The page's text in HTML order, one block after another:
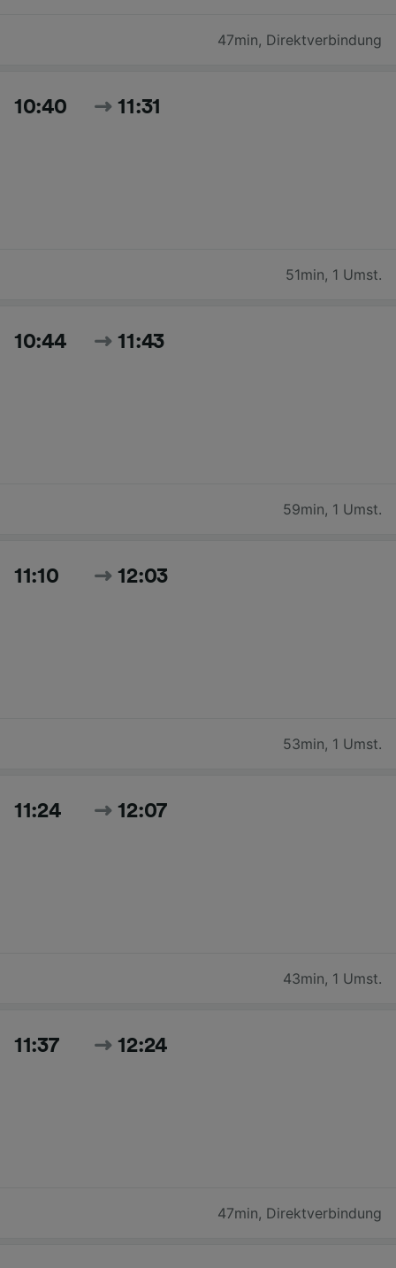
47min, Direktverbindung
10:40 11:31
51min, 1 Umst.
10:44 11:43
59min, 1 Umst.
11:10 12:03
53min, 1 Umst.
11:24 12:07
43min, 1 Umst.
11:37 12:24
47min, Direktverbindung